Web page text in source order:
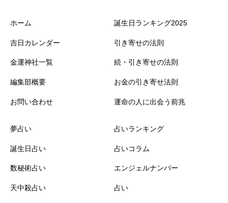
ホーム
吉日カレンダー
金運神社一覧
編集部概要
お問い合わせ
誕生日ランキング2025
引き寄せの法則
続・引き寄せの法則
お金の引き寄せ法則
運命の人に出会う前兆
夢占い
誕生日占い
数秘術占い
天中殺占い
占いランキング
占いコラム
エンジェルナンバー
占い